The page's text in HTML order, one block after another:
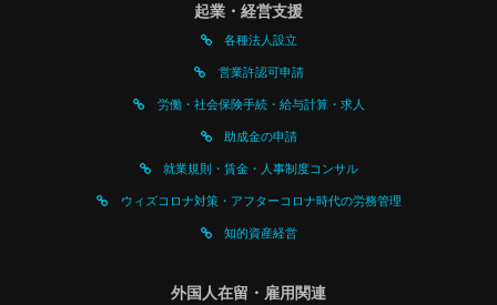
起業・経営支援
各種法人設立
営業許認可申請
労働・社会保険手続・給与計算・求人
助成金の申請
就業規則・賃金・人事制度コンサル
ウィズコロナ対策・アフターコロナ時代の労務管理
知的資産経営
外国人在留・雇用関連